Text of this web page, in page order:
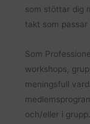
som stöttar dig
takt som passar
Som
workshops,
meningsfull
och/eller i grupp.